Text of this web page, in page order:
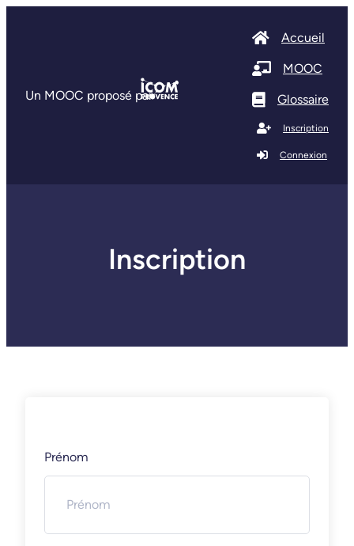
Un MOOC proposé par
Accueil
MOOC
Glossaire
Inscription
Connexion
Inscription
Prénom